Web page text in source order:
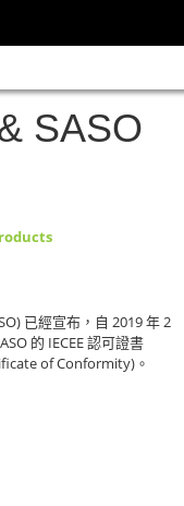
SASO
已經宣布，自 2019 年 2
的 IECEE 認可證書
of Conformity) 。